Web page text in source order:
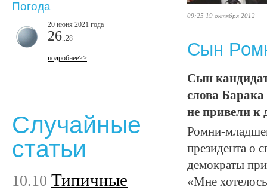
09:25 19 октября 2012
Сын
Сын
слова Барака
не привели к
Ромни-
президента о
демократы
«Мне
Погода
20 июня 2021 года
26 ..28
подробнее>>
Случайные
статьи
10.10 Типичные